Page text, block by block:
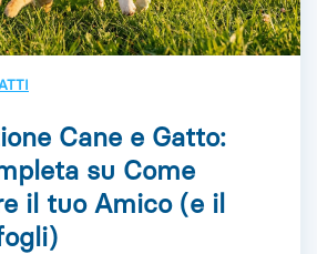
Cane e Gatto:
su Come
il tuo Amico (e il